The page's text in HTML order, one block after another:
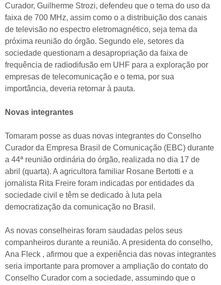
Curador, Guilherme Strozi, defendeu que o tema do uso da
faixa de 700 MHz, assim como o a distribuição dos canais
de televisão no espectro eletromagnético, seja tema da
próxima reunião do órgão. Segundo ele, setores da
sociedade questionam a desapropriação da faixa de
frequência de radiodifusão em UHF para a exploração por
empresas de telecomunicação e o tema, por sua
importância, deveria retornar à pauta.
Novas integrantes
Tomaram posse as duas novas integrantes do Conselho
Curador da Empresa Brasil de Comunicação (EBC) durante
a 44ª reunião ordinária do órgão, realizada no dia 17 de
abril (quarta). A agricultora familiar Rosane Bertotti e a
jornalista Rita Freire foram indicadas por entidades da
sociedade civil e têm se dedicado à luta pela
democratização da comunicação no Brasil.
As novas conselheiras foram saudadas pelos seus
companheiros durante a reunião. A presidenta do conselho,
Ana Fleck , afirmou que a experiência das novas integrantes
seria importante para promover a ampliação do contato do
Conselho Curador com a sociedade, assumindo que o